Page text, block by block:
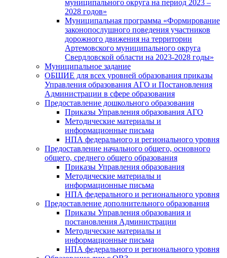
муниципального округа на период 2023 –
2028 годов»
Муниципальная программа «Формирование
законопослушного поведения участников
дорожного движения на территории
Артемовского муниципального округа
Свердловской области на 2023-2028 годы»
Муниципальное задание
ОБЩИЕ для всех уровней образования приказы
Управления образования АГО и Постановления
Администрации в сфере образования
Предоставление дошкольного образования
Приказы Управления образования АГО
Методические материалы и
информационные письма
НПА федерального и регионального уровня
Предоставление начального общего, основного
общего, среднего общего образования
Приказы Управления образования
Методические материалы и
информационные письма
НПА федерального и регионального уровня
Предоставление дополнительного образования
Приказы Управления образования и
постановления Администрации
Методические материалы и
информационные письма
НПА федерального и регионального уровня